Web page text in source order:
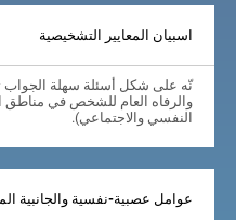
اسبيان المعايير التشخيصية
نّه على شكل أسئلة سهلة الجواب
والرفاه العام للشخص في مناطق
النفسي والاجتماعي).
عوامل عصبية-نفسية والجانبية